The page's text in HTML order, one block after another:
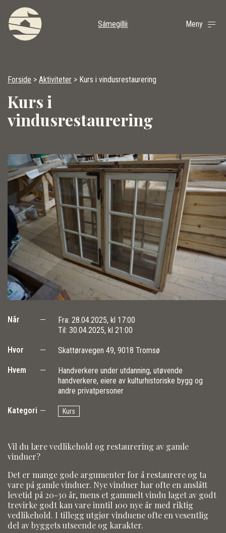
Sámegillii Meny
Forside > Aktiviteter > Kurs i vindusrestaurering
Kurs i
vindusrestaurering
Når Fra: 28.04.2025, kl 17:00
Til: 30.04.2025, kl 21:00
Hvor Skattøravegen 49, 9018 Tromsø
Hvem
Handverkere under utdanning, utøvende
handverkere, eiere av kulturhistoriske bygg og
andre privatpersoner
Kategori Kurs
Vil du lære vedlikehold og restaurering av gamle
vinduer?
Det er mange gode argumenter for å restaurere og ta
vare på gamle vinduer. Nye vinduer har ofte en anslått
levetid på 20-30 år, mens et gammelt vindu laget av godt
trevirke godt kan vare inntil 100 nye år med riktig
vedlikehold. I tillegg utgjør vinduene ofte en vesentlig
del av byggets utseende og karakter.